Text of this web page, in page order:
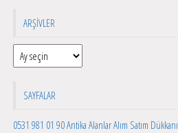
ARŞIVLER
Arşivler
SAYFALAR
0531 981 01 90 Antika Alanlar Alım Satım Dükkanı